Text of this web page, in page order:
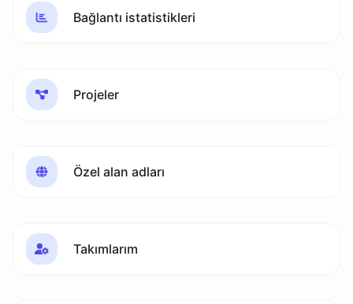
Bağlantı istatistikleri
Projeler
Özel alan adları
Takımlarım